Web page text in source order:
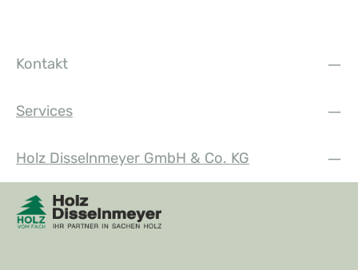
Kontakt
Services
Holz Disselnmeyer GmbH & Co. KG